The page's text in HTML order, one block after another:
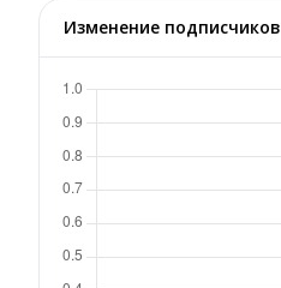
Изменение подписчиков